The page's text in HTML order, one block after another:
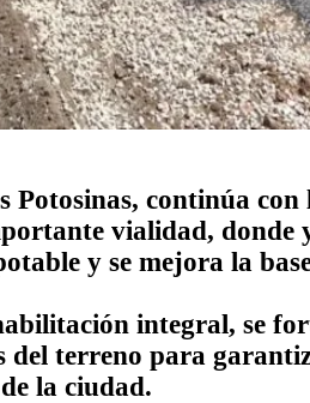
Potosinas, continúa con
vialidad, donde
y se mejora la
integral, se
del terreno para
la ciudad.